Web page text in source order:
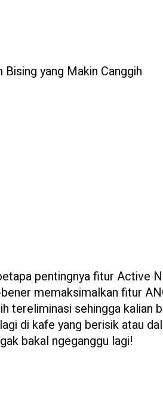
yang Makin Canggih
pentingnya fitur Active
memaksimalkan fitur
tereliminasi sehingga kalian
di kafe yang berisik atau
bakal ngeganggu lagi!